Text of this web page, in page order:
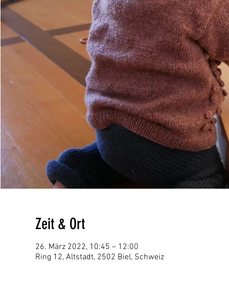
Zeit & Ort
26. März 2022, 10:45 – 12:00
Ring 12, Altstadt, 2502 Biel, Schweiz